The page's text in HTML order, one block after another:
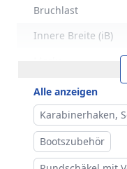
Bruchlast
Innere Breite (iB)
Alle anzeigen
Karabinerhaken,
Bootszubehör